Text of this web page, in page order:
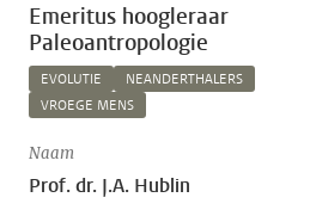
Emeritus hoogleraar
Paleoantropologie
EVOLUTIE
NEANDERTHALERS
VROEGE MENS
Naam
Prof. dr. J.A. Hublin